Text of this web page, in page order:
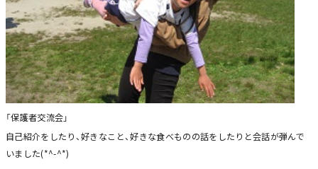
「保護者交流会」
自己紹介をしたり、好きなこと、好きな食べものの話をしたりと会話が弾んで
いました(*^-^*)